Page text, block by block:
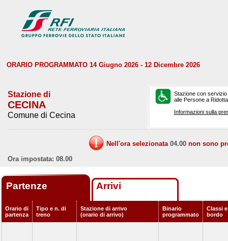
ORARIO PROGRAMMATO 14 Giugno 2026 - 12 Dicembre 2026
Stazione di
CECINA
Comune di Cecina
Stazione con
alle Persone a
Informazioni sulla
Nell'ora selezionata 04.00 non sono
Ora impostata: 08.00
Partenze Arrivi
Orario di
partenza
Tipo e n. di
treno
Stazione di arrivo
(orario di arrivo)
Binario
programmato
Classi
bordo